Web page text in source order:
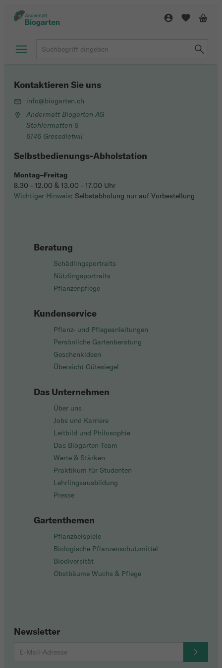
Beratung
Schädlingsportraits
Nützlingsportraits
Pflanzenpflege
Kundenservice
Pflanz- und Pflegeanleitungen
Persönliche Gartenberatung
Geschenkideen
Übersicht Gütesiegel
Das Unternehmen
Über uns
Jobs und Karriere
Leitbild und Philosophie
Das Biogarten-Team
Werte & Stärken
Praktikum für Studenten
Lehrlingsausbildung
Presse
Gartenthemen
Pflanzbeispiele
Biologische Pflanzenschutzmittel
Biodiversität
Obstbäume Wuchs & Pflege
Newsletter
Kontaktieren Sie uns
info@biogarten.ch
Andermatt Biogarten AG
Stahlermatten 6
6146 Grossdietwil
Selbstbedienungs-Abholstation
Montag–Freitag
8.30 - 12.00 & 13.00 - 17.00 Uhr
Wichtiger Hinweis: Selbstabholung nur auf Vorbestellung